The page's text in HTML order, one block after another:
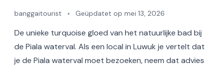
banggaitourist Geüpdatet op mei 13, 2026
De unieke turquoise gloed van het natuurlijke bad bij
de Piala waterval. Als een local in Luwuk je vertelt dat
je de Piala waterval moet bezoeken, neem dat advies